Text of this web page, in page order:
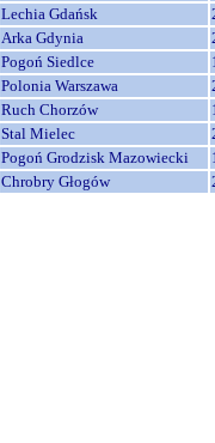
Lechia Gdańsk
Arka Gdynia
Pogoń Siedlce
Polonia Warszawa
Ruch Chorzów
Stal Mielec
Pogoń Grodzisk Mazowiecki
Chrobry Głogów